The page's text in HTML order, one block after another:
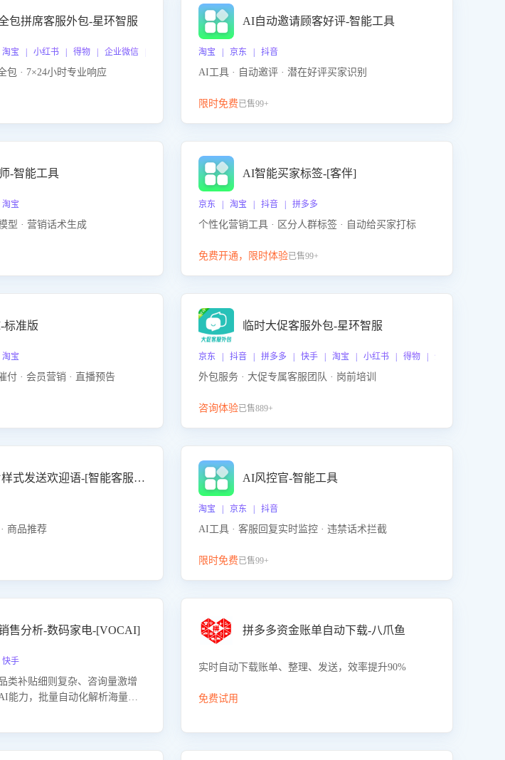
包拼席客服外包-星环智服
宝 | 小红书 | 得物 | 企业微信 | 跨平台
包 · 7×24小时专业响应
AI自动邀请顾客好评-智能工具
淘宝 | 京东 | 抖音
AI工具 · 自动邀评 · 潜在好评买家识别
限时免费已售99+
-智能工具
宝
型 · 营销话术生成
AI智能买家标签-[客伴]
京东 | 淘宝 | 抖音 | 拼多多
个性化营销工具 · 区分人群标签 · 自动给买家打标
免费开通，限时体验已售99+
标准版
宝
付 · 会员营销 · 直播预告
临时大促客服外包-星环智服
京东 | 抖音 | 拼多多 | 快手 | 淘宝 | 小红书 | 得物 | 企业微信
外包服务 · 大促专属客服团队 · 岗前培训
咨询体验已售889+
京东-卡片样式发送欢迎语-[智能客服机器人]
商品推荐
AI风控官-智能工具
淘宝 | 京东 | 抖音
AI工具 · 客服回复实时监控 · 违禁话术拦截
限时免费已售99+
售分析-数码家电-[VOCAI]
手
类补贴细则复杂、咨询量激增
能力，批量自动化解析海量客
意向，深度洞察决策动因。同
拼多多资金账单自动下载-八爪鱼
实时自动下载账单、整理、发送，效率提升90%
免费试用